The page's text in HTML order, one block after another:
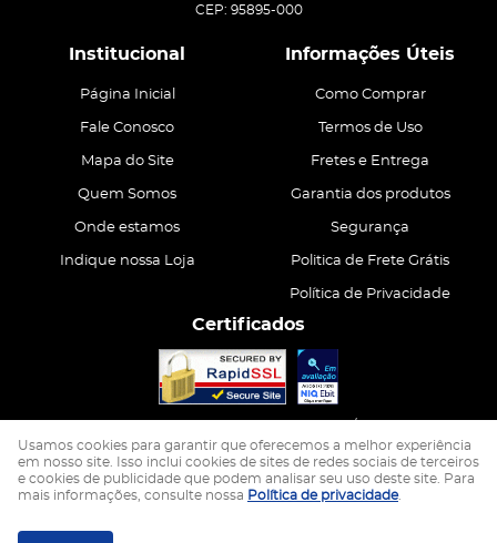
CEP: 95895-000
Institucional
Página Inicial
Fale Conosco
Mapa do Site
Quem Somos
Onde estamos
Indique nossa Loja
Informações Úteis
Como Comprar
Termos de Uso
Fretes e Entrega
Garantia dos produtos
Segurança
Politica de Frete Grátis
Política de Privacidade
Certificados
LOJA VIRTUAL CRIADA POR
Usamos cookies para garantir que oferecemos a melhor experiência
em nosso site. Isso inclui cookies de sites de redes sociais de terceiros
e cookies de publicidade que podem analisar seu uso deste site. Para
mais informações, consulte nossa Política de privacidade.